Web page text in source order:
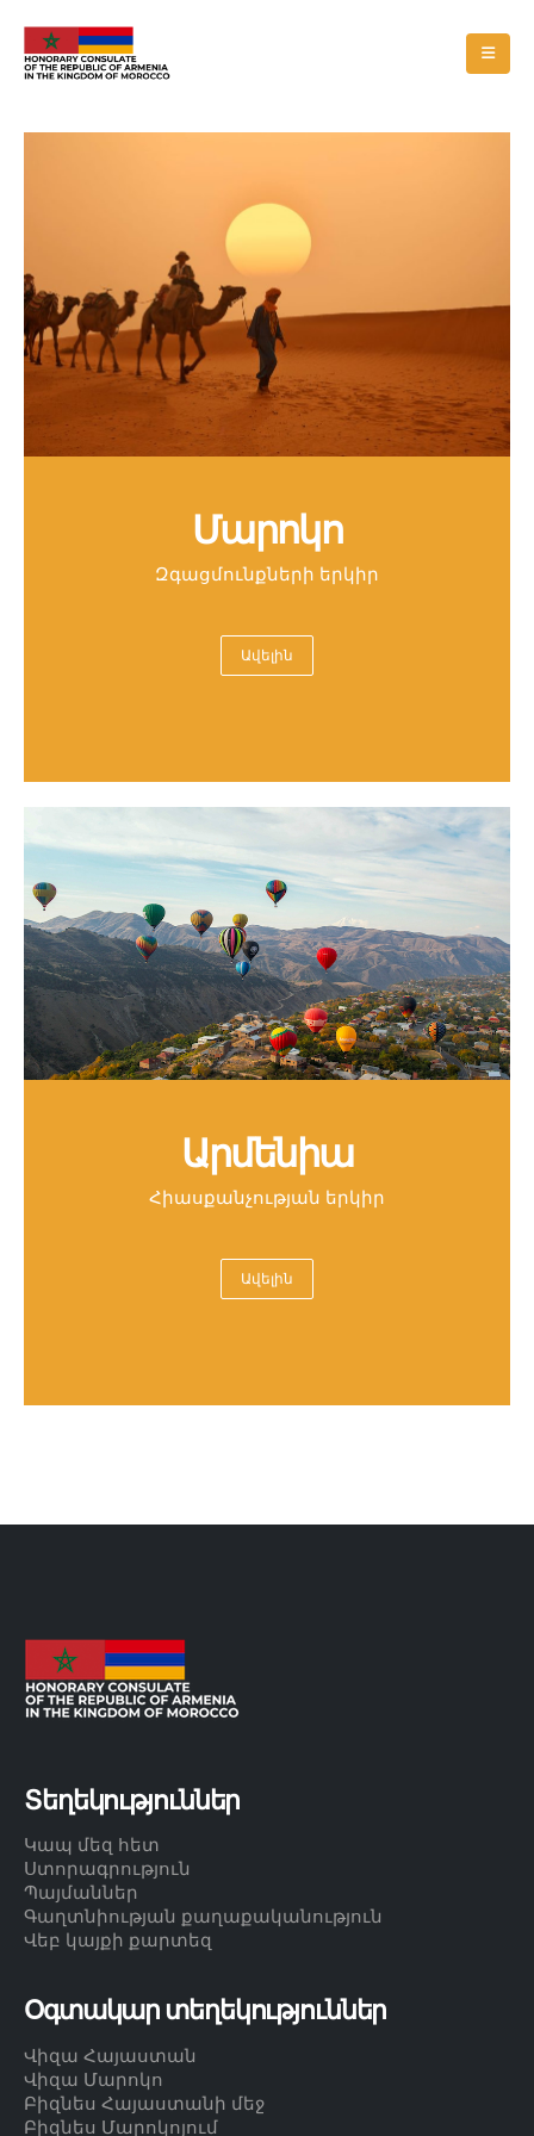
Մարոկո
Զգացմունքների երկիր
Ավելին
Արմենիա
Հիասքանչության երկիր
Ավելին
Տեղեկություններ
Կապ մեզ հետ
Ստորագրություն
Պայմաններ
Գաղտնիության քաղաքականություն
Վեբ կայքի քարտեզ
Օգտակար տեղեկություններ
Վիզա Հայաստան
Վիզա Մարոկո
Բիզնես Հայաստանի մեջ
Բիզնես Մարոկոյում